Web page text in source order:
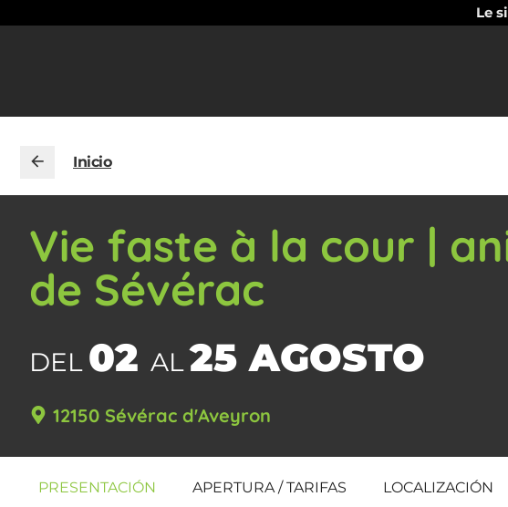
Le
Inicio
Vie faste à la cour |
de Sévérac
DEL 02 AL25 AGOSTO
12150 Sévérac d'Aveyron
PRESENTACIÓN APERTURA / TARIFAS LOCALIZACIÓN